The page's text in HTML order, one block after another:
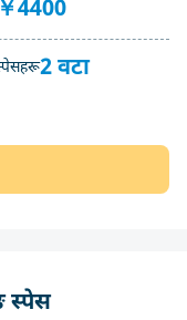
￥4400
2 वटा
स्पेस